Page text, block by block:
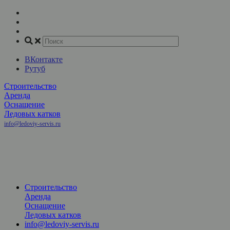
ВКонтакте
Рутуб
Строительство
Аренда
Оснащение
Ледовых катков
info@ledoviy-servis.ru
Строительство
Аренда
Оснащение
Ледовых катков
info@ledoviy-servis.ru